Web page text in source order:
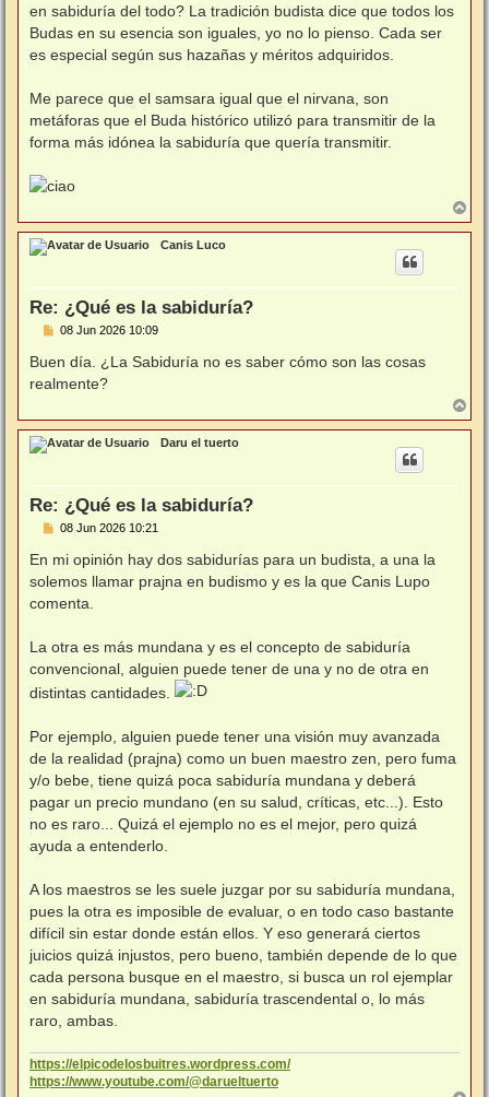
en sabiduría del todo? La tradición budista dice que todos los
Budas en su esencia son iguales, yo no lo pienso. Cada ser
es especial según sus hazañas y méritos adquiridos.
Me parece que el samsara igual que el nirvana, son
metáforas que el Buda histórico utilizó para transmitir de la
forma más idónea la sabiduría que quería transmitir.
r
r
Canis Luco
Re: ¿Qué es la sabiduría?
M
n
s
a
08 Jun 2026 10:09
Buen día. ¿La Sabiduría no es saber cómo son las cosas
realmente?
r
r
Daru el tuerto
Re: ¿Qué es la sabiduría?
M
n
a
e
08 Jun 2026 10:21
En mi opinión hay dos sabidurías para un budista, a una la
solemos llamar prajna en budismo y es la que Canis Lupo
comenta.
La otra es más mundana y es el concepto de sabiduría
convencional, alguien puede tener de una y no de otra en
distintas cantidades.
Por ejemplo, alguien puede tener una visión muy avanzada
de la realidad (prajna) como un buen maestro zen, pero fuma
y/o bebe, tiene quizá poca sabiduría mundana y deberá
pagar un precio mundano (en su salud, críticas, etc...). Esto
no es raro... Quizá el ejemplo no es el mejor, pero quizá
ayuda a entenderlo.
A los maestros se les suele juzgar por su sabiduría mundana,
pues la otra es imposible de evaluar, o en todo caso bastante
difícil sin estar donde están ellos. Y eso generará ciertos
juicios quizá injustos, pero bueno, también depende de lo que
cada persona busque en el maestro, si busca un rol ejemplar
en sabiduría mundana, sabiduría trascendental o, lo más
raro, ambas.
https://elpicodelosbuitres.wordpress.com/
https://www.youtube.com/@darueltuerto